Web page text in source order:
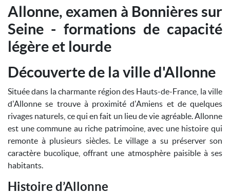
Allonne, examen à Bonnières sur
Seine - formations de capacité
légère et lourde
Découverte de la ville d'Allonne
Située dans la charmante région des Hauts-de-France, la ville
d'Allonne se trouve à proximité d'Amiens et de quelques
rivages naturels, ce qui en fait un lieu de vie agréable. Allonne
est une commune au riche patrimoine, avec une histoire qui
remonte à plusieurs siècles. Le village a su préserver son
caractère bucolique, offrant une atmosphère paisible à ses
habitants.
Histoire d’Allonne